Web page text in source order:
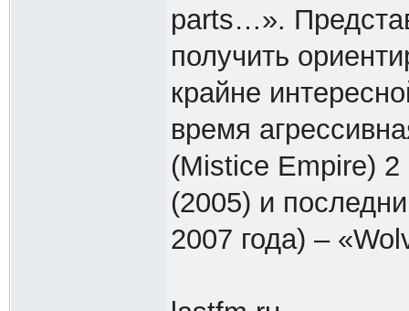
parts…».
получить
крайне
время
(Mistice Empire) 2
(2005) и
2007 года) –